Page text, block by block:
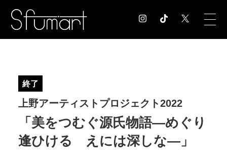
EXHIBITION 展覧会情報
MUSEUM 美術館情報
NEWS
終了
上野アーティストプロジェクト2022
「美をつむぐ源氏物語―めぐり
逢ひける えには深しな―」